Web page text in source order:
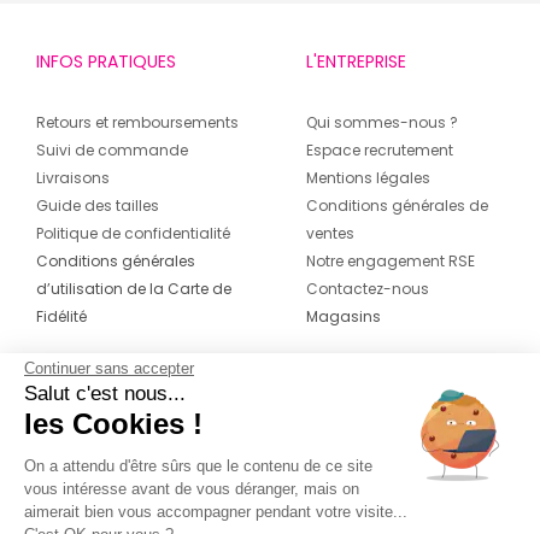
INFOS PRATIQUES
Retours et remboursements
Suivi de commande
Livraisons
Guide des tailles
Politique de confidentialité
Conditions générales
d’utilisation de la Carte de
Fidélité
L'ENTREPRISE
Qui sommes-nous ?
Espace recrutement
Mentions légales
Conditions générales de
ventes
Notre engagement RSE
Contactez-nous
Magasins
CONTACT
04 42 20 78 42
Du lundi au jeudi de 8h30 à 16h30 & le
vendredi de 8h30 à 15h30
Continuer sans accepter
Salut c'est nous...
les Cookies !
On a attendu d'être sûrs que le contenu de ce site
vous intéresse avant de vous déranger, mais on
aimerait bien vous accompagner pendant votre visite...